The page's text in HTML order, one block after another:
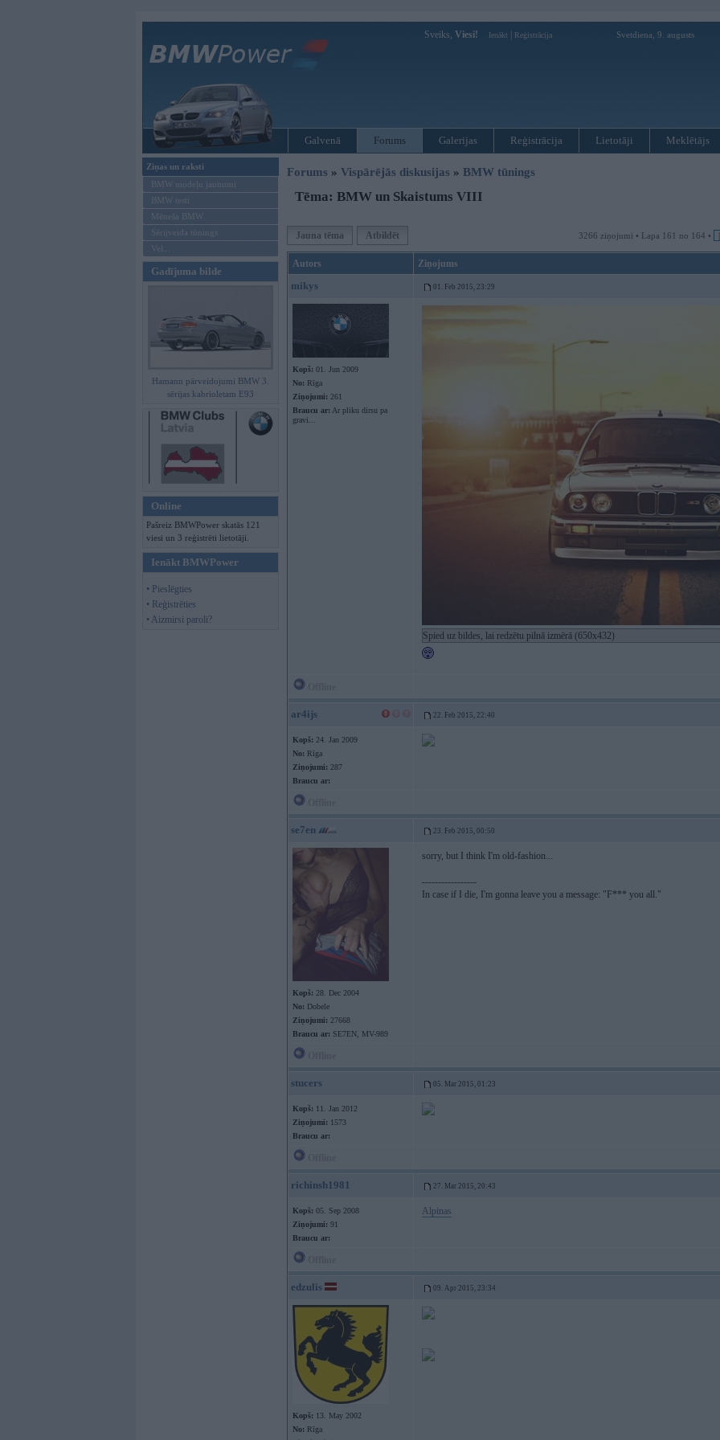
Sveiks, Viesi! Ienākt Reģistrācija Svetdiena, 9. augusts
Galvenā Forums Galerijas Reģistrācija Lietotāji Meklētājs
Ziņas un raksti
BMW modeļu jaunumi
BMW testi
Mēneša BMW
Sērijveida tūnings
Vel...
Gadījuma bilde
Hamann pārveidojumi BMW 3.
sērijas kabrioletam E93
Online
Pašreiz BMWPower skatās 121
viesi un 3 reģistrēti lietotāji.
Ienākt BMWPower
• Pieslēgties
• Reģistrēties
• Aizmirsi paroli?
Forums » Vispārējās diskusijas » BMW tūnings
Tēma: BMW un Skaistums VIII
Jauna tēma Atbildēt 3266 ziņojumi • Lapa 161 no 164 •
Autors Ziņojums
mikys 01. Feb 2015, 23:29
Kopš: 01. Jun 2009
No: Rīga
Ziņojumi: 261
Braucu ar: Ar pliku dirsu pa
gravi...
Spied uz bildes, lai redzētu pilnā izmērā (650x432)
ar4ijs 22. Feb 2015, 22:40
Kopš: 24. Jan 2009
No: Rīga
Ziņojumi: 287
Braucu ar:
se7en 23. Feb 2015, 00:50
Kopš: 28. Dec 2004
No: Dobele
Ziņojumi: 27668
Braucu ar: SE7EN, MV-989
sorry, but I think I'm old-fashion...
-----------------
In case if I die, I'm gonna leave you a message: "F*** you all."
stucers 05. Mar 2015, 01:23
Kopš: 11. Jan 2012
Ziņojumi: 1573
Braucu ar:
richinsh1981 27. Mar 2015, 20:43
Kopš: 05. Sep 2008
Ziņojumi: 91
Braucu ar:
Alpinas
edzulis 09. Apr 2015, 23:34
Kopš: 13. May 2002
No: Rīga